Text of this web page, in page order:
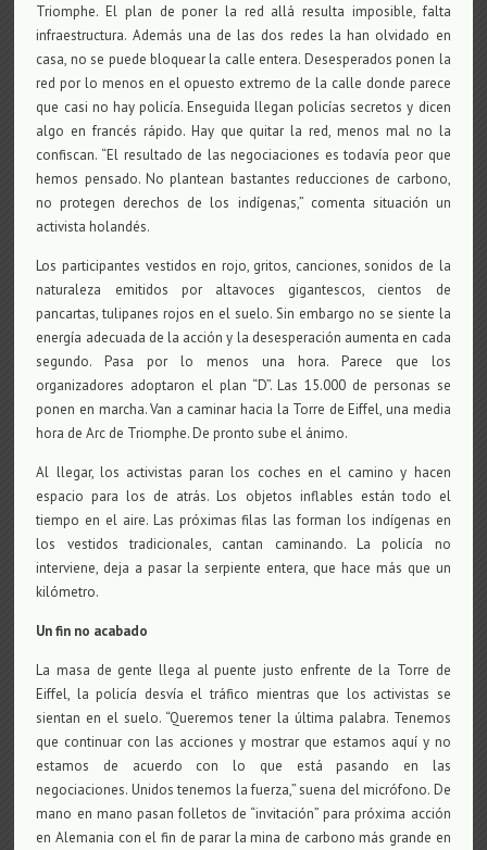
Triomphe. El plan de poner la red allá resulta imposible, falta
infraestructura. Además una de las dos redes la han olvidado en
casa, no se puede bloquear la calle entera. Desesperados ponen la
red por lo menos en el opuesto extremo de la calle donde parece
que casi no hay policía. Enseguida llegan policías secretos y dicen
algo en francés rápido. Hay que quitar la red, menos mal no la
confiscan. “El resultado de las negociaciones es todavía peor que
hemos pensado. No plantean bastantes reducciones de carbono,
no protegen derechos de los indígenas,” comenta situación un
activista holandés.
Los participantes vestidos en rojo, gritos, canciones, sonidos de la
naturaleza emitidos por altavoces gigantescos, cientos de
pancartas, tulipanes rojos en el suelo. Sin embargo no se siente la
energía adecuada de la acción y la desesperación aumenta en cada
segundo. Pasa por lo menos una hora. Parece que los
organizadores adoptaron el plan “D”. Las 15.000 de personas se
ponen en marcha. Van a caminar hacia la Torre de Eiffel, una media
hora de Arc de Triomphe. De pronto sube el ánimo.
Al llegar, los activistas paran los coches en el camino y hacen
espacio para los de atrás. Los objetos inflables están todo el
tiempo en el aire. Las próximas filas las forman los indígenas en
los vestidos tradicionales, cantan caminando. La policía no
interviene, deja a pasar la serpiente entera, que hace más que un
kilómetro.
Un fin no acabado
La masa de gente llega al puente justo enfrente de la Torre de
Eiffel, la policía desvía el tráfico mientras que los activistas se
sientan en el suelo. “Queremos tener la última palabra. Tenemos
que continuar con las acciones y mostrar que estamos aquí y no
estamos de acuerdo con lo que está pasando en las
negociaciones. Unidos tenemos la fuerza,” suena del micrófono. De
mano en mano pasan folletos de “invitación” para próxima acción
en Alemania con el fin de parar la mina de carbono más grande en